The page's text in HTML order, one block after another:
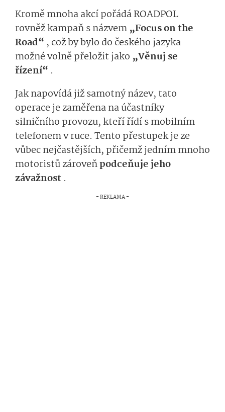
Kromě mnoha akcí pořádá ROADPOL
rovněž kampaň s názvem„Focus on the
Road“ , což by bylo do českého jazyka
možné volně přeložit jako „Věnuj se
řízení“ .
Jak napovídá již samotný název, tato
operace je zaměřena na účastníky
silničního provozu, kteří řídí s mobilním
telefonem v ruce. Tento přestupek je ze
vůbec nejčastějších, přičemž jedním mnoho
motoristů zároveňpodceňuje jeho
závažnost .